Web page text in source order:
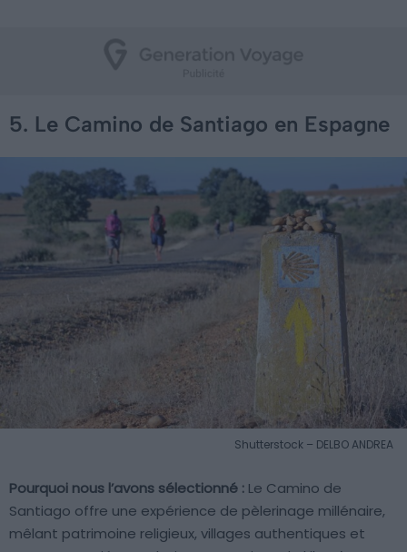
5. Le Camino de Santiago en Espagne
Shutterstock – DELBO ANDREA
Pourquoi nous l’avons sélectionné : Le Camino de
Santiago offre une expérience de pèlerinage millénaire,
mêlant patrimoine religieux, villages authentiques et